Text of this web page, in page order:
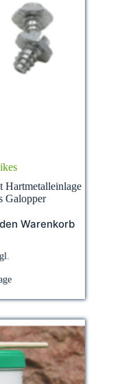
Hartmetalleinlage
Galopper
Warenkorb